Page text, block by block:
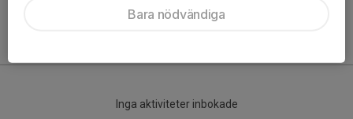
Inga aktiviteter inbokade
Bara nödvändiga